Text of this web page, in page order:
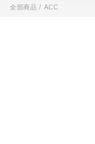
全部商品 / ACC